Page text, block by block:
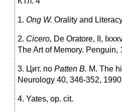
1. Ong W. Orality and
2. Cicero, De Oratore, II,
The Art of Memory. Penguin,
3. Цит. по Patten В. M. The
Neurology 40, 346-352,
4. Yates, op. cit.